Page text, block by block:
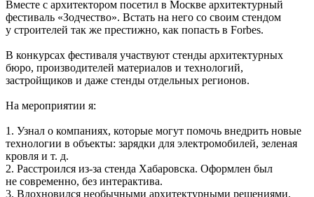
Вместе с архитектором посетил в Москве архитектурный
фестиваль «Зодчество». Встать на него со своим стендом
у строителей так же престижно, как попасть в Forbes.
В конкурсах фестиваля участвуют стенды архитектурных
бюро, производителей материалов и технологий,
застройщиков и даже стенды отдельных регионов.
На мероприятии я:
1. Узнал о компаниях, которые могут помочь внедрить новые
технологии в объекты: зарядки для электромобилей, зеленая
кровля и т. д.
2. Расстроился из-за стенда Хабаровска. Оформлен был
не современно, без интерактива.
3. Вдохновился необычными архитектурными решениями.